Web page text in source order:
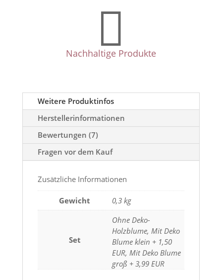

Nachhaltige Produkte
Weitere Produktinfos
Herstellerinformationen
Bewertungen (7)
Fragen vor dem Kauf
Zusätzliche Informationen
Gewicht 0,3 kg
Set
Ohne Deko-
Holzblume, Mit Deko
Blume klein + 1,50
EUR, Mit Deko Blume
groß + 3,99 EUR